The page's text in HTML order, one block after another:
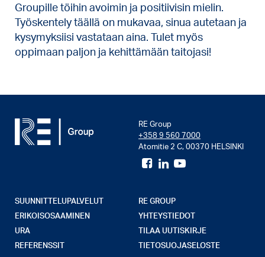
Groupille töihin avoimin ja positiivisin mielin.
Työskentely täällä on mukavaa, sinua autetaan ja
kysymyksiisi vastataan aina. Tulet myös
oppimaan paljon ja kehittämään taitojasi!
RE Group
+358 9 560 7000
Atomitie 2 C, 00370 HELSINKI
SUUNNITTELUPALVELUT
ERIKOISOSAAMINEN
URA
REFERENSSIT
RE GROUP
YHTEYSTIEDOT
TILAA UUTISKIRJE
TIETOSUOJASELOSTE